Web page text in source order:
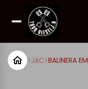
>JAC>BALINERA